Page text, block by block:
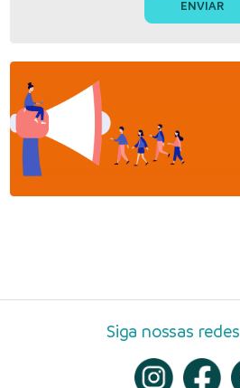
Siga nossas